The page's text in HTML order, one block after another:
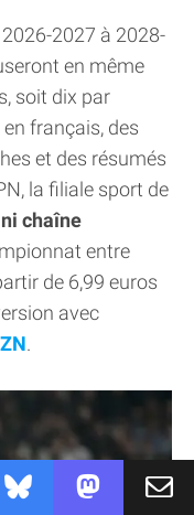
2027 à 2028-
en même
soit dix par
français, des
et des résumés
la filiale sport de
chaîne
entre
de 6,99 euros
avec
.